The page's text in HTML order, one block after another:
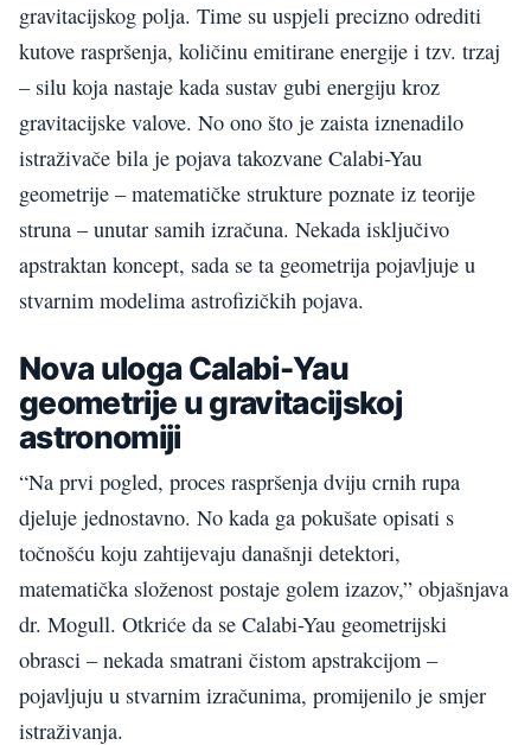
gravitacijskog polja. Time su uspjeli precizno odrediti
kutove raspršenja, količinu emitirane energije i tzv. trzaj
– silu koja nastaje kada sustav gubi energiju kroz
gravitacijske valove. No ono što je zaista iznenadilo
istraživače bila je pojava takozvane Calabi-Yau
geometrije – matematičke strukture poznate iz teorije
struna – unutar samih izračuna. Nekada isključivo
apstraktan koncept, sada se ta geometrija pojavljuje u
stvarnim modelima astrofizičkih pojava.
Nova uloga Calabi-Yau
geometrije u gravitacijskoj
astronomiji
“Na prvi pogled, proces raspršenja dviju crnih rupa
djeluje jednostavno. No kada ga pokušate opisati s
točnošću koju zahtijevaju današnji detektori,
matematička složenost postaje golem izazov,” objašnjava
dr. Mogull. Otkriće da se Calabi-Yau geometrijski
obrasci – nekada smatrani čistom apstrakcijom –
pojavljuju u stvarnim izračunima, promijenilo je smjer
istraživanja.